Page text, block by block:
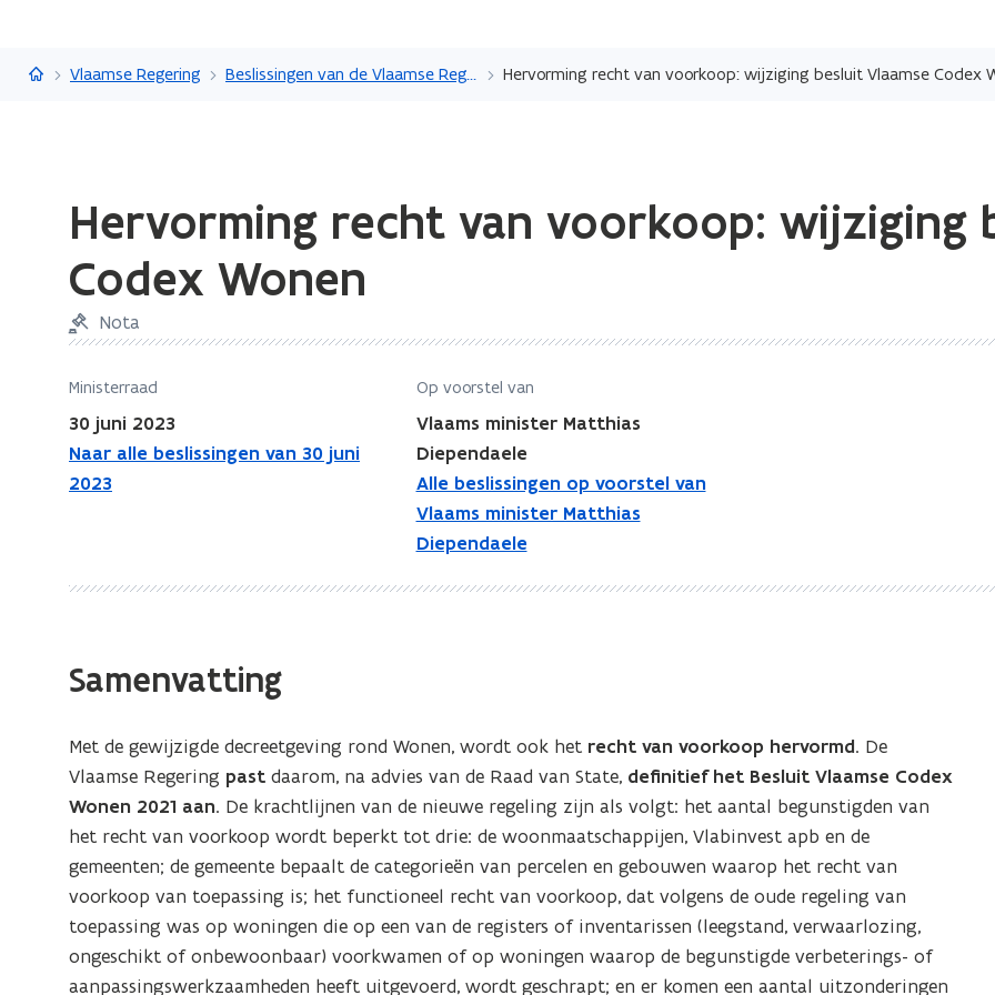
en
Vlaanderen.be
Vlaamse Regering Beslissingen van de Vlaamse Regering Hervorming recht van voorkoop: wijziging besluit Vlaamse Codex
laden.
bevindt
zich
Hervorming
recht
voorkoop:
Codex
Hervorming recht van voorkoop: wijziging
Codex Wonen
Nota
Ministerraad
30 juni 2023
Naar alle beslissingen van 30 juni
2023
Op voorstel van
Vlaams minister Matthias
Diependaele
Alle beslissingen op voorstel van
Vlaams minister Matthias
Diependaele
Samenvatting
Met de gewijzigde decreetgeving rond Wonen, wordt ook het recht van voorkoop hervormd. De
Vlaamse Regering pastdaarom, na advies van de Raad van State, definitief het Besluit Vlaamse Codex
Wonen 2021 aan. De krachtlijnen van de nieuwe regeling zijn als volgt: het aantal begunstigden van
het recht van voorkoop wordt beperkt tot drie: de woonmaatschappijen, Vlabinvest apb en de
gemeenten; de gemeente bepaalt de categorieën van percelen en gebouwen waarop het recht van
voorkoop van toepassing is; het functioneel recht van voorkoop, dat volgens de oude regeling van
toepassing was op woningen die op een van de registers of inventarissen (leegstand, verwaarlozing,
ongeschikt of onbewoonbaar) voorkwamen of op woningen waarop de begunstigde verbeterings- of
aanpassingswerkzaamheden heeft uitgevoerd, wordt geschrapt; en er komen een aantal uitzonderingen